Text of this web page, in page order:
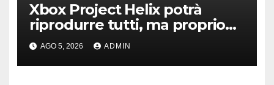
Xbox Project Helix potrà
riprodurre tutti, ma proprio
tutti, i giochi per Xbox usciti
finora?
AGO 5, 2026 ADMIN